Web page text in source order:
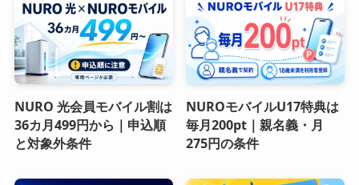
NURO 光会員モバイル割は
36カ月499円から｜申込順
と対象外条件
NUROモバイルU17特典は
毎月200pt｜親名義・月
275円の条件